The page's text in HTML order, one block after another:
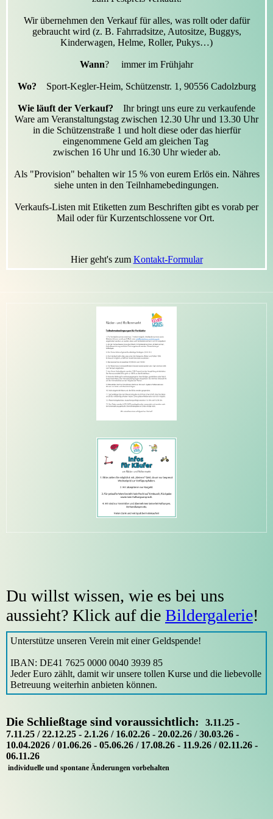
Wir übernehmen den Verkauf für alles, was rollt oder dafür
gebraucht wird (z. B. Fahrradsitze, Autositze, Buggys,
Kinderwagen, Helme, Roller, Pukys…)
Wann? immer im Frühjahr
Wo? Sport-Kegler-Heim, Schützenstr. 1, 90556 Cadolzburg
Wie läuft der Verkauf? Ihr bringt uns eure zu verkaufende
Ware am Veranstaltungstag zwischen 12.30 Uhr und 13.30 Uhr
in die Schützenstraße 1 und holt diese oder das hierfür
eingenommene Geld am gleichen Tag
zwischen 16 Uhr und 16.30 Uhr wieder ab.
Als "Provision" behalten wir 15 % von eurem Erlös ein. Nähres
siehe unten in den Teilnhamebedingungen.
Verkaufs-Listen mit Etiketten zum Beschriften gibt es vorab per
Mail oder für Kurzentschlossene vor Ort.
Hier geht's zum Kontakt-Formular
Du willst wissen, wie es bei uns
aussieht? Klick auf die Bildergalerie!
Unterstütze unseren Verein mit einer Geldspende!
IBAN: DE41 7625 0000 0040 3939 85
Jeder Euro zählt, damit wir unsere tollen Kurse und die liebevolle
Betreuung weiterhin anbieten können.
Die Schließtage sind voraussichtlich:
3.11.25 -
7.11.25 / 22.12.25 - 2.1.26 / 16.02.26 - 20.02.26 / 30.03.26 -
10.04.2026 / 01.06.26 - 05.06.26 / 17.08.26 - 11.9.26 / 02.11.26 -
06.11.26
individuelle und spontane Änderungen vorbehalten